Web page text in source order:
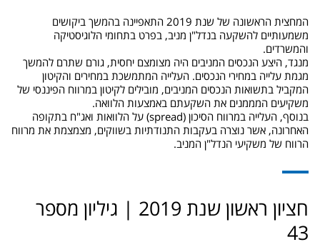
המחצית הראשונה של שנת 2019 התאפיינה בהמשך ביקושים
משמעותיים להשקעה בנדל"ן מניב, בפרט בתחומי הלוגיסטיקה
והמשרדים.
מנגד, היצע הנכסים המניבים היה מצומצם יחסית, גורם שתרם להמשך
מגמת עלייה במחירי הנכסים. העלייה המתמשכת במחירים והקיטון
המקביל בתשואות הנכסים המניבים, מובילים לקיטון במרווח הפיננסי של
משקיעים המממנים את השקעתם באמצעות הלוואה.
בנוסף, העלייה במרווח הסיכון (spread) על הלוואות ואג"ח בתקופה
האחרונה, אשר נוצרה בעקבות התנודתיות בשווקים, מצמצמת את מרווח
הרווח של משקיעי הנדל"ן המניב.
חציון ראשון שנת 2019 | גיליון מספר
43